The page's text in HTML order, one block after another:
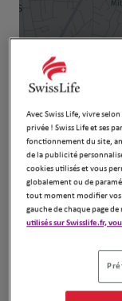
Avec Swiss Life, vivre
privée ! Swiss Life et ses
fonctionnement du site,
de la publicité
cookies utilisés et vous
globalement ou de
tout moment modifier vos
gauche de chaque page
utilisés sur Swisslife.fr,